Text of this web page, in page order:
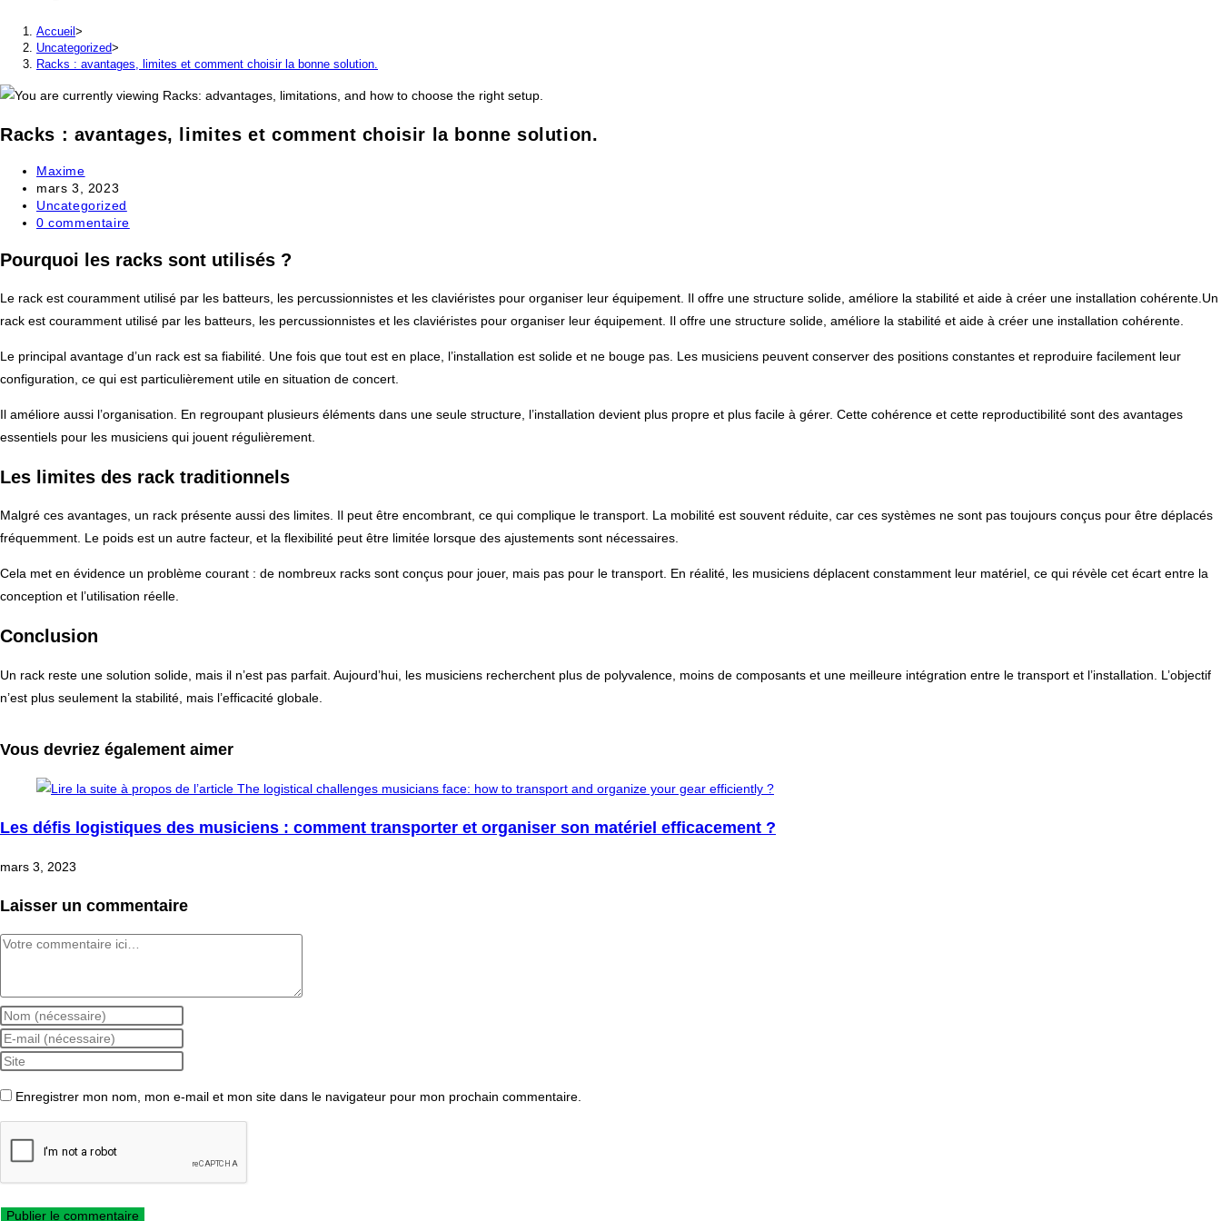
Accueil >
Uncategorized>
Racks : avantages, limites et comment choisir la bonne solution.
Racks : avantages, limites et comment choisir la bonne solution.
Auteur/autrice
de
la
publication :
Maxime
Publication
publiée :
mars 3, 2023
Post
category:
Uncategorized
Commentaires
la
publication :
0 commentaire
Pourquoi les racks sont utilisés ?
Le rack est couramment utilisé par les batteurs, les percussionnistes et les claviéristes pour organiser leur équipement. Il offre une structure solide, améliore la stabilité et aide à créer une installation cohérente.Un
rack est couramment utilisé par les batteurs, les percussionnistes et les claviéristes pour organiser leur équipement. Il offre une structure solide, améliore la stabilité et aide à créer une installation cohérente.
Le principal avantage d’un rack est sa fiabilité. Une fois que tout est en place, l’installation est solide et ne bouge pas. Les musiciens peuvent conserver des positions constantes et reproduire facilement leur
configuration, ce qui est particulièrement utile en situation de concert.
Il améliore aussi l’organisation. En regroupant plusieurs éléments dans une seule structure, l’installation devient plus propre et plus facile à gérer. Cette cohérence et cette reproductibilité sont des avantages
essentiels pour les musiciens qui jouent régulièrement.
Les limites des rack traditionnels
Malgré ces avantages, un rack présente aussi des limites. Il peut être encombrant, ce qui complique le transport. La mobilité est souvent réduite, car ces systèmes ne sont pas toujours conçus pour être déplacés
fréquemment. Le poids est un autre facteur, et la flexibilité peut être limitée lorsque des ajustements sont nécessaires.
Cela met en évidence un problème courant : de nombreux racks sont conçus pour jouer, mais pas pour le transport. En réalité, les musiciens déplacent constamment leur matériel, ce qui révèle cet écart entre la
conception et l’utilisation réelle.
Conclusion
Un rack reste une solution solide, mais il n’est pas parfait. Aujourd’hui, les musiciens recherchent plus de polyvalence, moins de composants et une meilleure intégration entre le transport et l’installation. L’objectif
n’est plus seulement la stabilité, mais l’efficacité globale.
Vous devriez également aimer
Les défis logistiques des musiciens : comment transporter et organiser son matériel efficacement ?
mars 3, 2023
Laisser un commentaire
Comment
Enter
your
name
username
comment
Enter
your
address
comment
Saisir
de
Enregistrer mon nom, mon e-mail et mon site dans le navigateur pour mon prochain commentaire.